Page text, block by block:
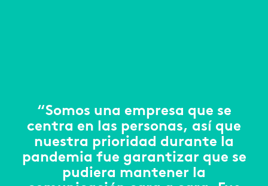
“Somos una empresa que se
centra en las personas, así que
nuestra prioridad durante la
pandemia fue garantizar que se
pudiera mantener la